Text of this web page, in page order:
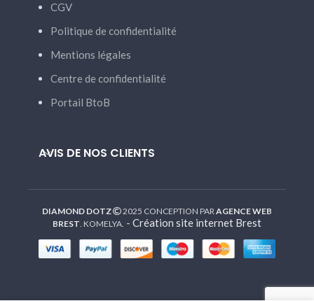
CGV
Politique de confidentialité
Mentions légales
Centre de confidentialité
Portail BtoB
AVIS DE NOS CLIENTS
DIAMOND DOTZ 2025 CONCEPTION PARAGENCE WEB
BREST. KOMELYA. - Création site internet Brest